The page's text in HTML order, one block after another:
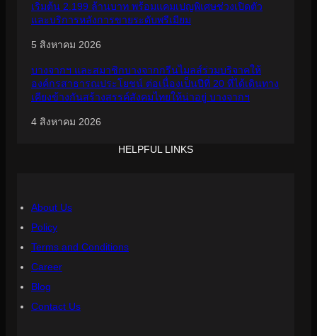
เริ่มต้น 2.199 ล้านบาท พร้อมแคมเปญพิเศษช่วงเปิดตัว
และบริการหลังการขายระดับพรีเมียม
5 สิงหาคม 2026
บางจากฯ และสมาชิกบางจากกรีนไมลส์ร่วมบริจาคให้
องค์กรสาธารณประโยชน์ ต่อเนื่องเป็นปีที่ 20 ที่ได้เดินทาง
เคียงข้างกันสร้างสรรค์สังคมไทยให้น่าอยู่ บางจากฯ
4 สิงหาคม 2026
HELPFUL LINKS
About Us
Policy
Terms and Conditions
Career
Blog
Contact Us